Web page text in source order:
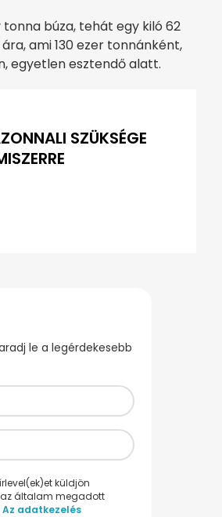
búza, tehát egy kiló 62
ami 130 ezer tonnánként,
egyetlen esztendő alatt.
SZÜKSÉGE
le a legérdekesebb
küldjön
az általam megadott
Az adatkezelés